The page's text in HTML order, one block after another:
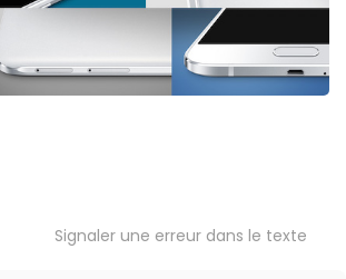
Signaler une erreur dans le texte